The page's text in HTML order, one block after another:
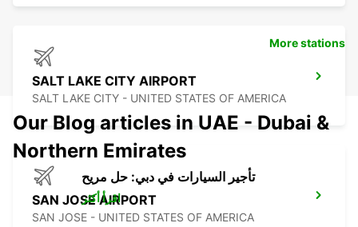
SALT LAKE CITY AIRPORT
SALT LAKE CITY - UNITED STATES OF AMERICA
SAN JOSE AIRPORT
SAN JOSE - UNITED STATES OF AMERICA
More stations
Our Blog articles in UAE - Dubai &
Northern Emirates
تأجير السيارات في دبي: حل مريح
اقرأ أكثر